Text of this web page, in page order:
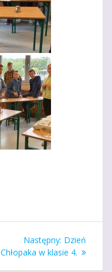
Następny: Następny
wpis:
Dzień
Chłopaka w klasie 4.